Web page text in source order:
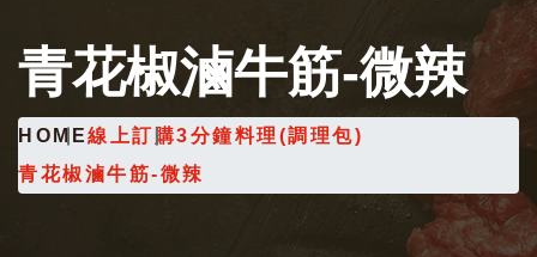
青花椒滷牛筋-微辣
HOME線上訂購3分鐘料理(調理包)
青花椒滷牛筋-微辣